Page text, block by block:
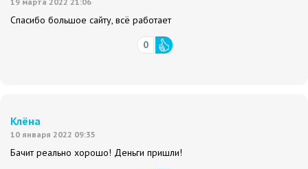
Спасибо большое сайту, всё работает
0
Клёна
10 января 2022 09:35
Бачит реально хорошо! Деньги пришли!